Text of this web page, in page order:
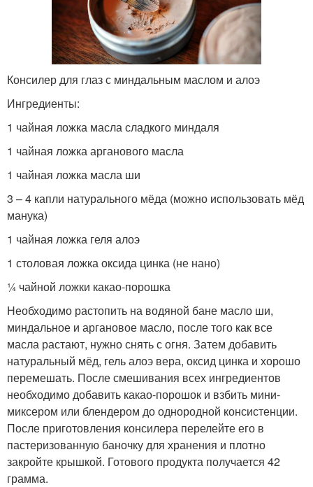
Консилер для глаз с миндальным маслом и алоэ
Ингредиенты:
1 чайная ложка масла сладкого миндаля
1 чайная ложка арганового масла
1 чайная ложка масла ши
3 – 4 капли натурального мёда (можно использовать мёд
манука)
1 чайная ложка геля алоэ
1 столовая ложка оксида цинка (не нано)
¼ чайной ложки какао-порошка
Необходимо растопить на водяной бане масло ши,
миндальное и аргановое масло, после того как все
масла растают, нужно снять с огня. Затем добавить
натуральный мёд, гель алоэ вера, оксид цинка и хорошо
перемешать. После смешивания всех ингредиентов
необходимо добавить какао-порошок и взбить мини-
миксером или блендером до однородной консистенции.
После приготовления консилера перелейте его в
пастеризованную баночку для хранения и плотно
закройте крышкой. Готового продукта получается 42
грамма.